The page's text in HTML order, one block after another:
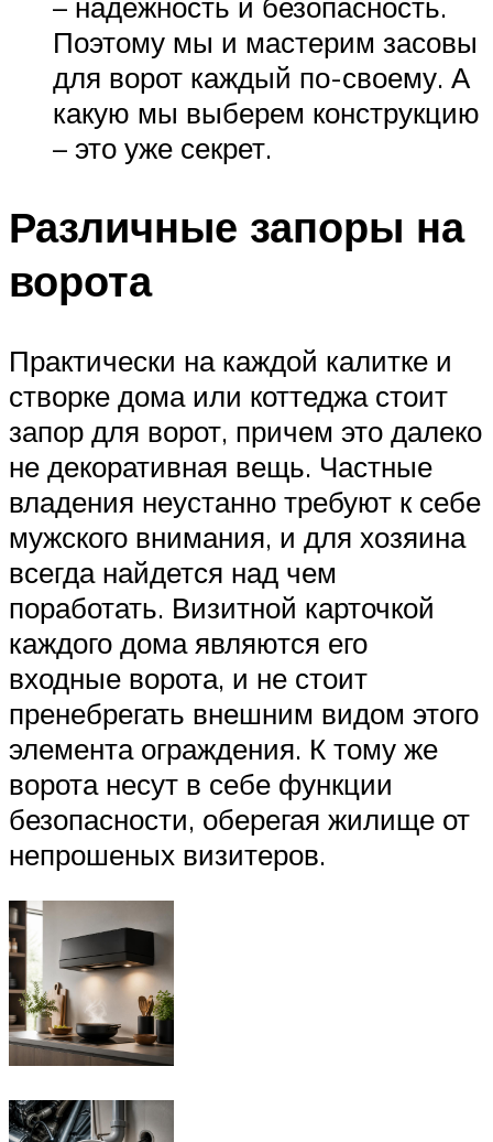
Поэтому мы и мастерим засовы
для ворот каждый по-своему. А
какую мы выберем конструкцию
– это уже секрет.
Различные запоры на
ворота
Практически на каждой калитке и
створке дома или коттеджа стоит
запор для ворот, причем это далеко
не декоративная вещь. Частные
владения неустанно требуют к себе
мужского внимания, и для хозяина
всегда найдется над чем
поработать. Визитной карточкой
каждого дома являются его
входные ворота, и не стоит
пренебрегать внешним видом этого
элемента ограждения. К тому же
ворота несут в себе функции
безопасности, оберегая жилище от
непрошеных визитеров.